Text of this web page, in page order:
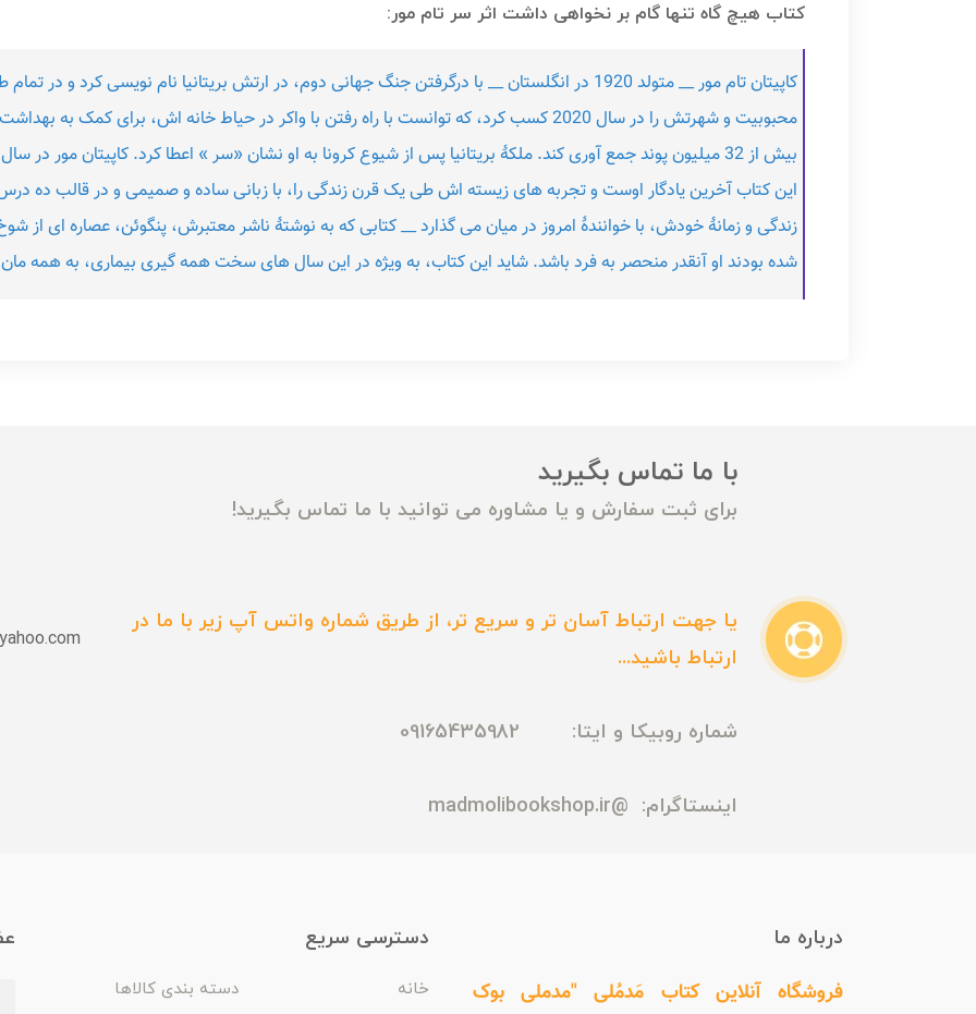
کتاب هیچ گاه تنها گام بر نخواهی داشت اثر سر تام مور:
کاپیتان تام مور __ متولد 1920 در انگلستان __ با درگرفتن جنگ جهانی دوم، در ارتش بریتانیا نام نویسی
محبوبیت و شهرتش را در سال 2020 کسب کرد، که توانست با راه رفتن با واکر در حیاط خانه اش، برای
بیش از 32 میلیون پوند جمع آوری کند. ملکۀ بریتانیا پس از شیوع کرونا به او نشان «سر » اعطا کرد. کاپیتان مور در سال 2021 بر اثر ابتا به کرونا درگذشت.
این کتاب آخرین یادگار اوست و تجربه های زیسته اش طی یک قرن زندگی را، با زبانی ساده و صمیمی و در قالب ده
زندگی و زمانۀ خودش، با خوانندۀ امروز در میان می گذارد __ کتابی که به نوشتۀ ناشر معتبرش، پنگوئن، عصاره ای
شده بودند او آنقدر منحصر به فرد باشد. شاید این کتاب، به ویژه در این سال های سخت همه گیری بیماری، به همه
با ما تماس بگیرید
برای ثبت سفارش و یا مشاوره می توانید با ما تماس بگیرید!
یا جهت ارتباط آسان تر و سریع تر، از طریق شماره واتس آپ زیر با ما در
ارتباط باشید...
شماره روبیکا و ایتا: 09165435982
اینستاگرام: @madmolibookshop.ir
درباره ما
فروشگاه آنلاین کتاب مَدمُلی "مدملی بوک
دسترسی سریع
خانه
دسته بندی کالاها